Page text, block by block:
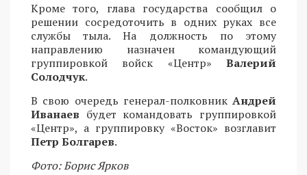
Кроме того, глава государства сообщил о
решении сосредоточить в одних руках все
службы тыла. На должность по этому
направлению назначен командующий
группировкой войск «Центр» Валерий
Солодчук.
В свою очередь генерал-полковникАндрей
Иванаев будет командовать группировкой
«Центр», а группировку «Восток» возглавит
Петр Болгарев.
Фото: Борис Ярков